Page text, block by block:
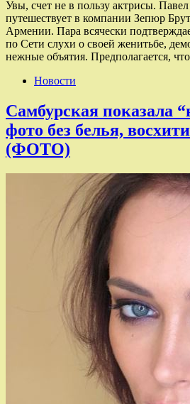
Увы, счет не в пользу актрисы.
путешествует в компании Зепюр
Армении. Пара всячески
по Сети слухи о своей женитьбе,
нежные объятия. Предполагается,
Новости
Самбурская показала
фото без белья,
(ФОТО)